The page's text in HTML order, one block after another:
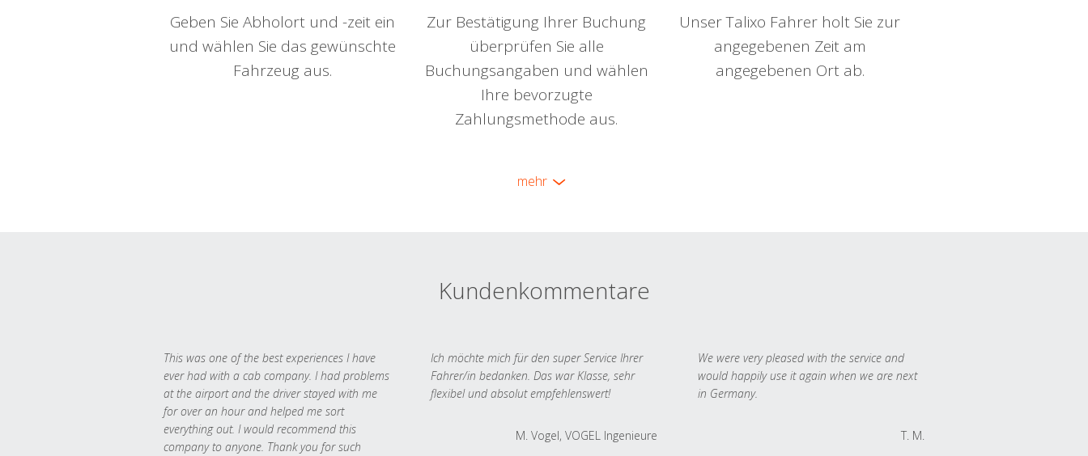
Geben Sie Abholort und -zeit ein
und wählen Sie das gewünschte
Fahrzeug aus.
Zur Bestätigung Ihrer Buchung
überprüfen Sie alle
Buchungsangaben und wählen
Ihre bevorzugte
Zahlungsmethode aus.
Unser Talixo Fahrer holt Sie zur
angegebenen Zeit am
angegebenen Ort ab.
mehr
Kundenkommentare
This was one of the best experiences I have
ever had with a cab company. I had problems
at the airport and the driver stayed with me
for over an hour and helped me sort
everything out. I would recommend this
company to anyone. Thank you for such
Ich möchte mich für den super Service Ihrer
Fahrer/in bedanken. Das war Klasse, sehr
flexibel und absolut empfehlenswert!
M. Vogel, VOGEL Ingenieure
We were very pleased with the service and
would happily use it again when we are next
in Germany.
T. M.